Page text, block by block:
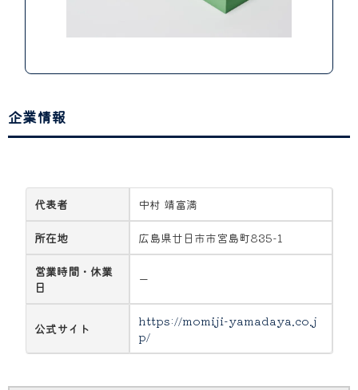
企業情報
代表者 中村 靖富満
所在地 広島県廿日市市宮島町835-1
営業時間・休業
日
ー
公式サイト
https://momiji-yamadaya.co.j
p/